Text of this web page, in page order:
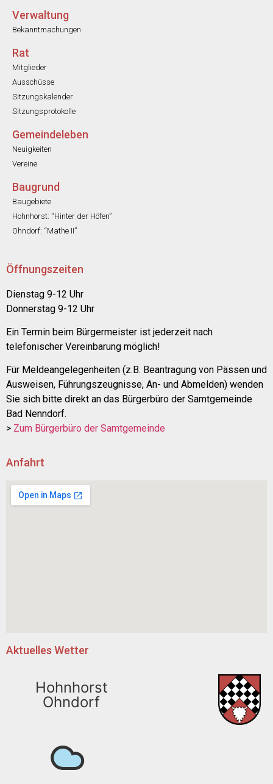
Verwaltung
Bekanntmachungen
Rat
Mitglieder
Ausschüsse
Sitzungskalender
Sitzungsprotokolle
Gemeindeleben
Neuigkeiten
Vereine
Baugrund
Baugebiete
Hohnhorst: “Hinter der Höfen”
Ohndorf: “Mathe II”
Öffnungszeiten
Dienstag 9-12 Uhr
Donnerstag 9-12 Uhr
Ein Termin beim Bürgermeister ist jederzeit nach
telefonischer Vereinbarung möglich!
Für Meldeangelegenheiten (z.B. Beantragung von Pässen und
Ausweisen, Führungszeugnisse, An- und Abmelden) wenden
Sie sich bitte direkt an das Bürgerbüro der Samtgemeinde
Bad Nenndorf.
> Zum Bürgerbüro der Samtgemeinde
Anfahrt
Aktuelles Wetter
Hohnhorst
Ohndorf